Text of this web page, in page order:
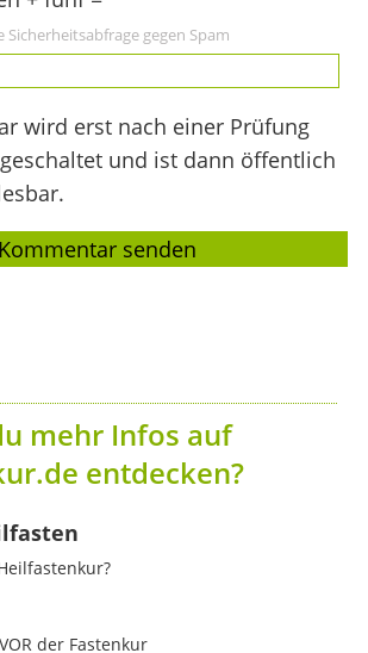
Sicherheitsabfrage gegen Spam
wird erst nach einer Prüfung
und ist dann öffentlich
mehr Infos auf
entdecken?
der Fastenkur